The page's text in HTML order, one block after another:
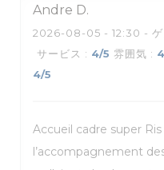
Andre D
2026-08-05 - 12:30 -
サービス : 4/5 雰囲気 : 4
4/5
Accueil cadre super
l’accompagnement